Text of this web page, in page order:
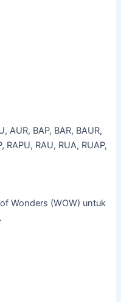
AUR, BAP, BAR, BAUR,
RAPU, RAU, RUA, RUAP,
Wonders (WOW) untuk